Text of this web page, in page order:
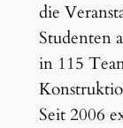
die
Studenten
in 115
Seit 2006